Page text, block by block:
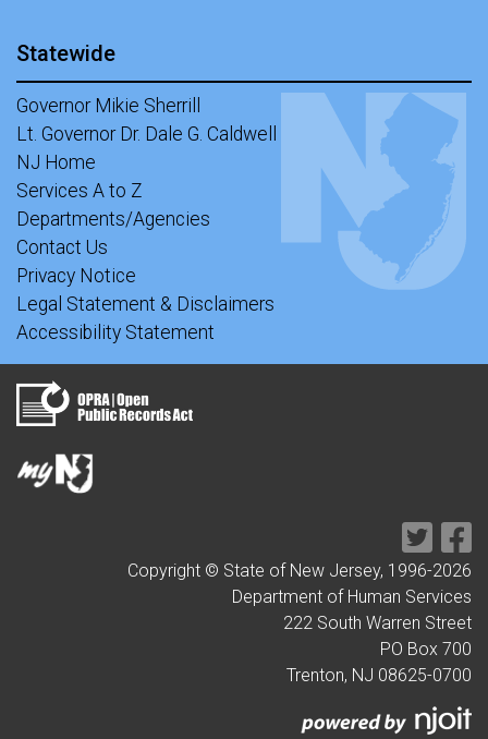
Statewide
Governor Mikie Sherrill
Lt. Governor Dr. Dale G. Caldwell
NJ Home
Services A to Z
Departments/Agencies
Contact Us
Privacy Notice
Legal Statement & Disclaimers
Accessibility Statement
Copyright © State of New Jersey, 1996-2026
Department of Human Services
222 South Warren Street
PO Box 700
Trenton, NJ 08625-0700